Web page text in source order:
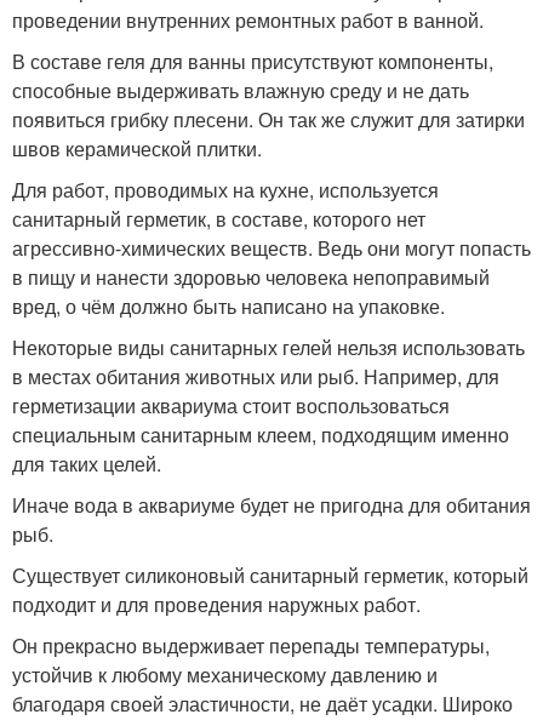
проведении внутренних ремонтных работ в ванной.
В составе геля для ванны присутствуют компоненты,
способные выдерживать влажную среду и не дать
появиться грибку плесени. Он так же служит для затирки
швов керамической плитки.
Для работ, проводимых на кухне, используется
санитарный герметик, в составе, которого нет
агрессивно-химических веществ. Ведь они могут попасть
в пищу и нанести здоровью человека непоправимый
вред, о чём должно быть написано на упаковке.
Некоторые виды санитарных гелей нельзя использовать
в местах обитания животных или рыб. Например, для
герметизации аквариума стоит воспользоваться
специальным санитарным клеем, подходящим именно
для таких целей.
Иначе вода в аквариуме будет не пригодна для обитания
рыб.
Существует силиконовый санитарный герметик, который
подходит и для проведения наружных работ.
Он прекрасно выдерживает перепады температуры,
устойчив к любому механическому давлению и
благодаря своей эластичности, не даёт усадки. Широко